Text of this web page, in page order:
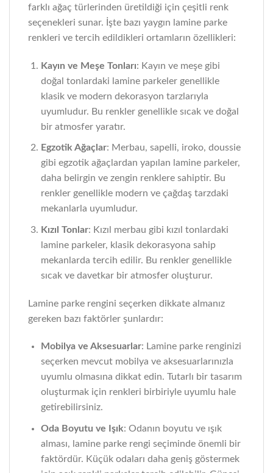
farklı ağaç türlerinden üretildiği için çeşitli renk
seçenekleri sunar. İşte bazı yaygın lamine parke
renkleri ve tercih edildikleri ortamların özellikleri:
Kayın ve Meşe Tonları: Kayın ve meşe gibi
doğal tonlardaki lamine parkeler genellikle
klasik ve modern dekorasyon tarzlarıyla
uyumludur. Bu renkler genellikle sıcak ve doğal
bir atmosfer yaratır.
Egzotik Ağaçlar: Merbau, sapelli, iroko, doussie
gibi egzotik ağaçlardan yapılan lamine parkeler,
daha belirgin ve zengin renklere sahiptir. Bu
renkler genellikle modern ve çağdaş tarzdaki
mekanlarla uyumludur.
Kızıl Tonlar: Kızıl merbau gibi kızıl tonlardaki
lamine parkeler, klasik dekorasyona sahip
mekanlarda tercih edilir. Bu renkler genellikle
sıcak ve davetkar bir atmosfer oluşturur.
Lamine parke rengini seçerken dikkate almanız
gereken bazı faktörler şunlardır:
Mobilya ve Aksesuarlar: Lamine parke renginizi
seçerken mevcut mobilya ve aksesuarlarınızla
uyumlu olmasına dikkat edin. Tutarlı bir tasarım
oluşturmak için renkleri birbiriyle uyumlu hale
getirebilirsiniz.
Oda Boyutu ve Işık: Odanın boyutu ve ışık
alması, lamine parke rengi seçiminde önemli bir
faktördür. Küçük odaları daha geniş göstermek